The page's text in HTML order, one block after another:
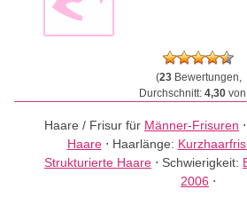
(23Bewertungen,
Durchschnitt: 4,30von
Haare / Frisur für Männer-Frisuren ⋅
Haare⋅ Haarlänge:
Strukturierte Haare ⋅ Schwierigkeit:
2006 ⋅